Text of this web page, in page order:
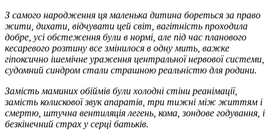
З самого народження ця маленька дитина бореться за право
жити, дихати, відчувати цей світ, вагітність проходила
добре, усі обстеження були в нормі, але під час планового
кесаревого розтину все змінилося в одну мить, важке
гіпоксично ішемічне ураження центральної нервової системи,
судомний синдром стали страшною реальністю для родини.
Замість маминих обіймів були холодні стіни реанімації,
замість колискової звук апаратів, три тижні між життям і
смертю, штучна вентиляція легень, кома, зондове годування, і
безкінечний страх у серці батьків.